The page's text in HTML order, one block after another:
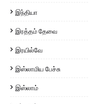
இந்தியா
இரத்தம் தேவை
இரயில்வே
இஸ்லாமிய பேச்சு
இஸ்லாம்